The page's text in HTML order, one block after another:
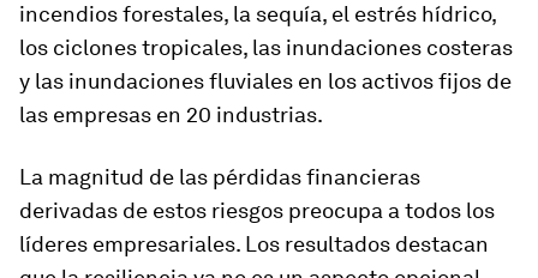
incendios forestales, la sequía, el estrés hídrico,
los ciclones tropicales, las inundaciones costeras
y las inundaciones fluviales en los activos fijos de
las empresas en 20 industrias.
La magnitud de las pérdidas financieras
derivadas de estos riesgos preocupa a todos los
líderes empresariales. Los resultados destacan